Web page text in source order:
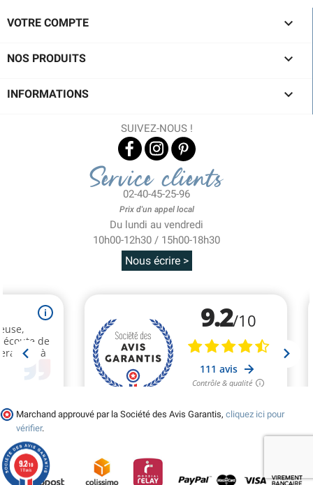
(1 avis)
VOTRE COMPTE 
NOS PRODUITS 
INFORMATIONS 
SUIVEZ-NOUS !
Service clients
02-40-45-25-96
Prix d'un appel local
Du lundi au vendredi
10h00-12h30 / 15h00-18h30
Nous écrire >
Marchand approuvé par la Société des Avis Garantis, cliquez ici pour
vérifier.
9.2/10
111 avis